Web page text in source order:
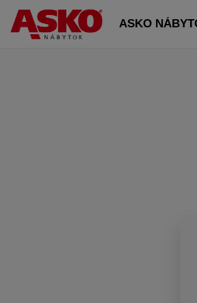
ASKO